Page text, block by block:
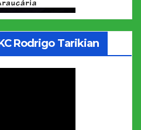
Rodrigo Tarikian